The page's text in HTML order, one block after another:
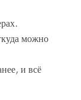
можно
и всё